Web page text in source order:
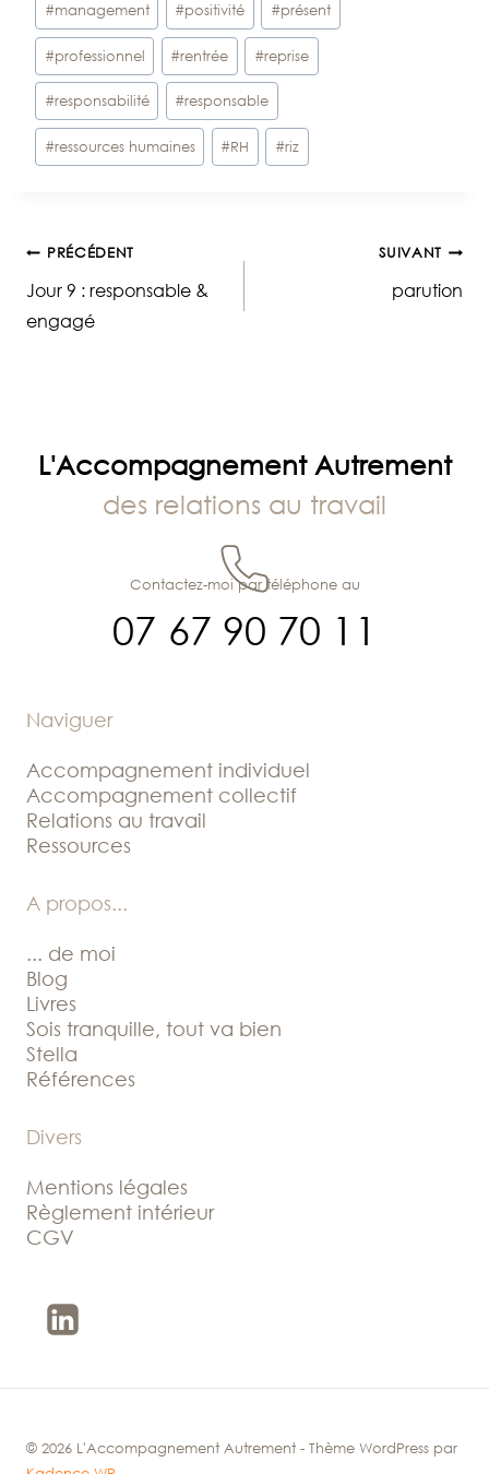
#management #positivité #présent
#professionnel #rentrée #reprise
#responsabilité #responsable
#ressources humaines #RH #riz
Navigation
de
PRÉCÉDENT
Jour 9 : responsable &
engagé
SUIVANT
parution
L'Accompagnement Autrement
des relations au travail
07 67 90 70 11
Contactez-moi par téléphone au
Naviguer
Accompagnement individuel
Accompagnement collectif
Relations au travail
Ressources
A propos...
... de moi
Blog
Livres
Sois tranquille, tout va bien
Stella
Références
Divers
Mentions légales
Règlement intérieur
CGV
© 2026 L'Accompagnement Autrement - Thème WordPress par